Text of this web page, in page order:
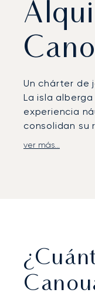
Un chárter de
La isla
experiencia
consolidan su
LunaJets
ver más...